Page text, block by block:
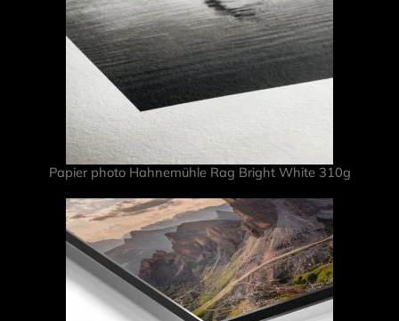
Papier photo Hahnemühle Rag Bright White 310g